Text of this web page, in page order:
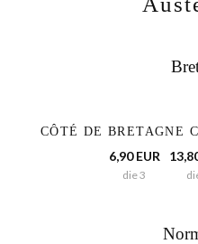
CÔTÉ DE BRETAGNE
6,90 EUR
die 3